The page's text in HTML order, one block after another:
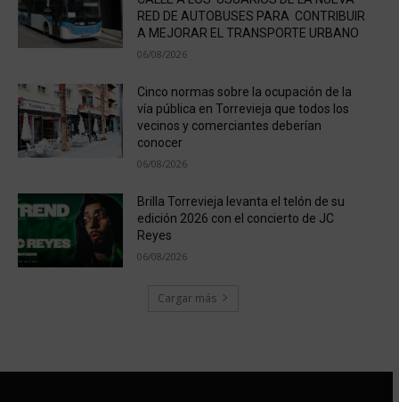
RED DE AUTOBUSES PARA CONTRIBUIR
A MEJORAR EL TRANSPORTE URBANO
06/08/2026
Cinco normas sobre la ocupación de la
vía pública en Torrevieja que todos los
vecinos y comerciantes deberían
conocer
06/08/2026
Brilla Torrevieja levanta el telón de su
edición 2026 con el concierto de JC
Reyes
06/08/2026
Cargar más